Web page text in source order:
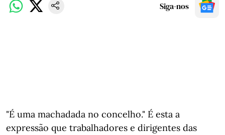
Siga-nos
"É uma machadada no concelho." É esta a
expressão que trabalhadores e dirigentes das